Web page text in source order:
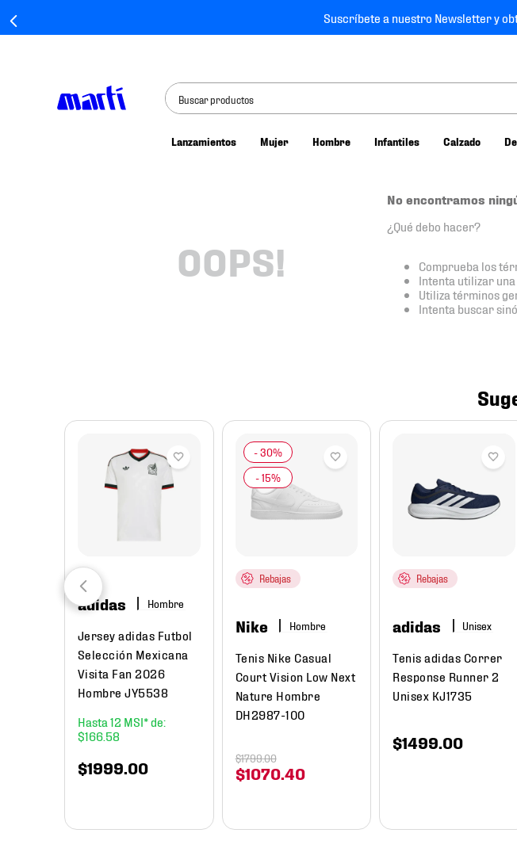
Suscríbete a nuestro Newsletter y
Buscar productos
Lanzamientos Mujer Hombre Infantiles Calzado
OOPS!
No encontramos
¿Qué debo hacer?
Comprueba los
Intenta utilizar
Utiliza términos
Intenta buscar
adidas Hombre
Jersey adidas Futbol
Selección Mexicana
Visita Fan 2026
Hombre JY5538
12
$166. 58
$1999 00
Rebajas
Nike Hombre
Tenis Nike Casual
Court Vision Low Next
Nature Hombre
DH2987-100
$1070. 40
$1799.00
Rebajas
adidas
Tenis adidas Correr
Response Runner 2
Unisex KJ1735
$1499 00
tenis nike